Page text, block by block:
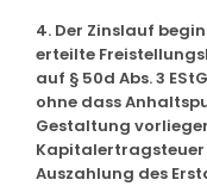
4. Der Zinslauf
erteilte
auf § 50d Abs. 3
ohne dass
Gestaltung
Auszahlung des